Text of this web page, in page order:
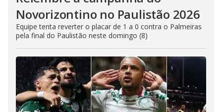
Novorizontino no Paulistão 2026
Equipe tenta reverter o placar de 1 a 0 contra o Palmeiras
pela final do Paulistão neste domingo (8)